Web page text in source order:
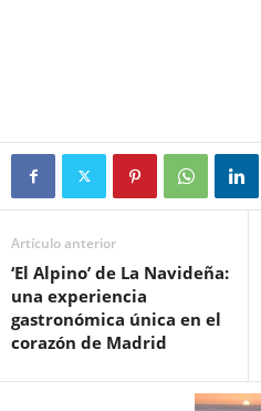
Artículo anterior
‘El Alpino’ de La Navideña:
una experiencia
gastronómica única en el
corazón de Madrid